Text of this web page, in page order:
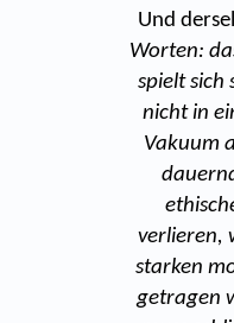
Und
Worten:
spielt sich
nicht in
Vakuum
verlieren,
starken
getragen